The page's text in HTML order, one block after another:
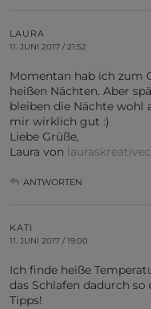
LAURA
11. JUNI 2017 / 21:52
Momentan hab ich zum
heißen Nächten. Aber
bleiben die Nächte wohl
mir wirklich gut :)
Liebe Grüße,
Laura von
ANTWORTEN
KATI
11. JUNI 2017 / 19:00
Ich finde heiße
das Schlafen dadurch
Tipps!